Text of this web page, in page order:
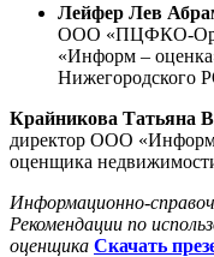
Лейфер Лев
ООО «ПЦФКО-
«Информ –
Нижегородского
Крайникова Татьяна
директор ООО
оценщика
Информационно-
Рекомендации по
оценщика Скачать